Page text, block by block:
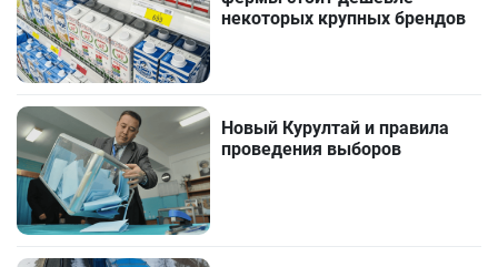
некоторых крупных брендов
Новый Курултай и правила
проведения выборов